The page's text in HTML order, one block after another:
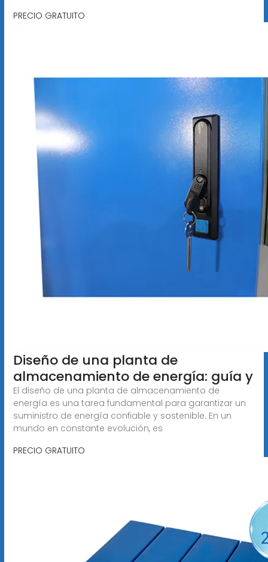
PRECIO GRATUITO
Diseño de una planta de
almacenamiento de energía: guía y
El diseño de una planta de almacenamiento de
energía es una tarea fundamental para garantizar un
suministro de energía confiable y sostenible. En un
mundo en constante evolución, es
PRECIO GRATUITO